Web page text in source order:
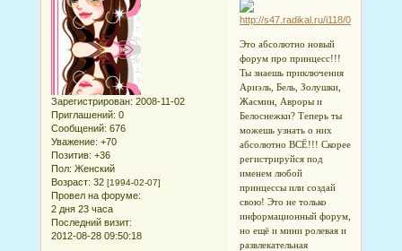
Зарегистрирован: 2008-11-02
Приглашений: 0
Сообщений: 676
Уважение: +70
Позитив: +36
Пол: Женский
Возраст: 32 [1994-02-07]
Провел на форуме:
2 дня 23 часа
Последний визит:
2012-08-28 09:50:18
Это абсолютно новый
форум про принцесс!!!
Ты знаешь приключения
Ариэль, Бель, Золушки,
Жасмин, Авроры и
Белоснежки? Теперь ты
можешь узнать о них
абсолютно ВСЁ!!! Скорее
регистрируйся под
именем любой
принцессы или создай
свою! Это не только
информационный форум,
но ещё и мини ролевая и
развлекательная